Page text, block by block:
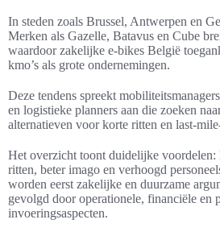
In steden zoals Brussel, Antwerpen en
Merken als Gazelle, Batavus en Cube
waardoor zakelijke e-bikes België
kmo’s als grote ondernemingen.
Deze tendens spreekt
en logistieke planners aan die zoeken
alternatieven voor korte ritten en last-
Het overzicht toont duidelijke voordelen:
ritten, beter imago en verhoogd
worden eerst zakelijke en duurzame
gevolgd door operationele, financiële en
invoeringsaspecten.